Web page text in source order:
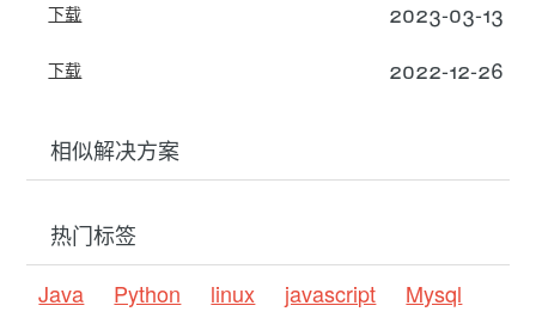
下载 2023-03-13
下载 2022-12-26
相似解决方案
热门标签
Java
Python linux javascript
Mysql